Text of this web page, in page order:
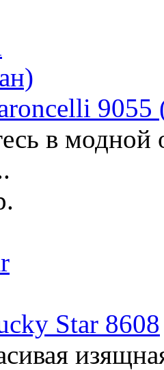
9055
в модной
Star 8608